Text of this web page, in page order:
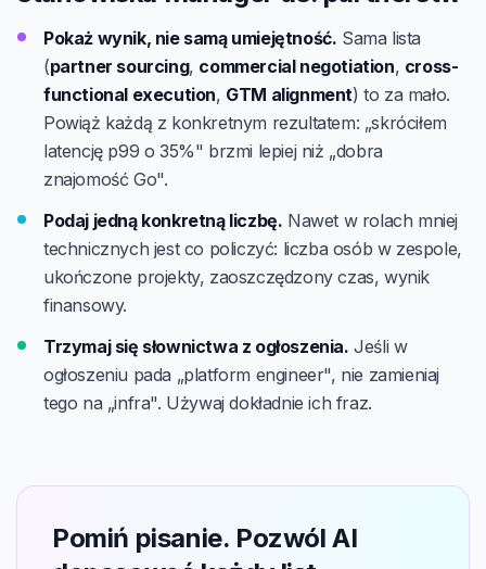
Pokaż wynik, nie samą umiejętność. Sama lista
(partner sourcing, commercial negotiation, cross-
functional execution, GTM alignment) to za mało.
Powiąż każdą z konkretnym rezultatem: „skróciłem
latencję p99 o 35%" brzmi lepiej niż „dobra
znajomość Go".
Podaj jedną konkretną liczbę. Nawet w rolach mniej
technicznych jest co policzyć: liczba osób w zespole,
ukończone projekty, zaoszczędzony czas, wynik
finansowy.
Trzymaj się słownictwa z ogłoszenia. Jeśli w
ogłoszeniu pada „platform engineer", nie zamieniaj
tego na „infra". Używaj dokładnie ich fraz.
Pomiń pisanie. Pozwól AI